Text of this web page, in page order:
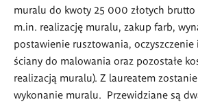
muralu do kwoty 25 000 złotych
m.in. realizację muralu, zakup farb,
postawienie rusztowania,
ściany do malowania oraz pozostałe
realizacją muralu). Z laureatem
wykonanie muralu. Przewidziane są